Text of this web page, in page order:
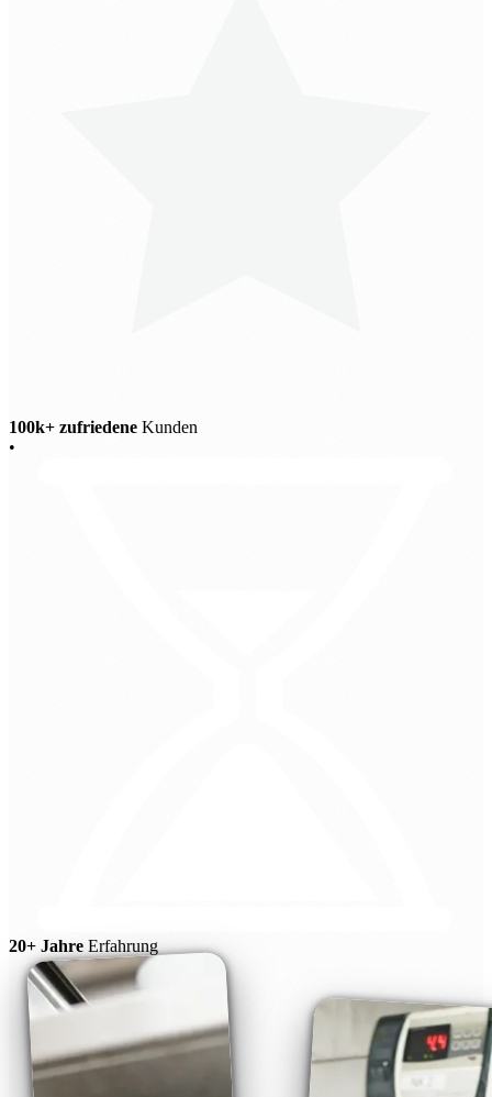
100k+ zufriedene Kunden
•
20+ Jahre Erfahrung